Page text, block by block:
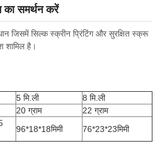
का समर्थन करें
जिसमें सिल्क स्क्रीन प्रिंटिंग और सुरक्षित स्क्रू
शामिल है।
5 मि.ली
8 मि.ली
20 ग्राम
22 ग्राम
96*18*18मिमी 76*23*23मिमी